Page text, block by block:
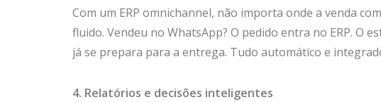
Com um ERP omnichannel, não importa onde a venda
fluido. Vendeu no WhatsApp? O pedido entra no ERP. O
já se prepara para a entrega. Tudo automático e
4. Relatórios e decisões inteligentes